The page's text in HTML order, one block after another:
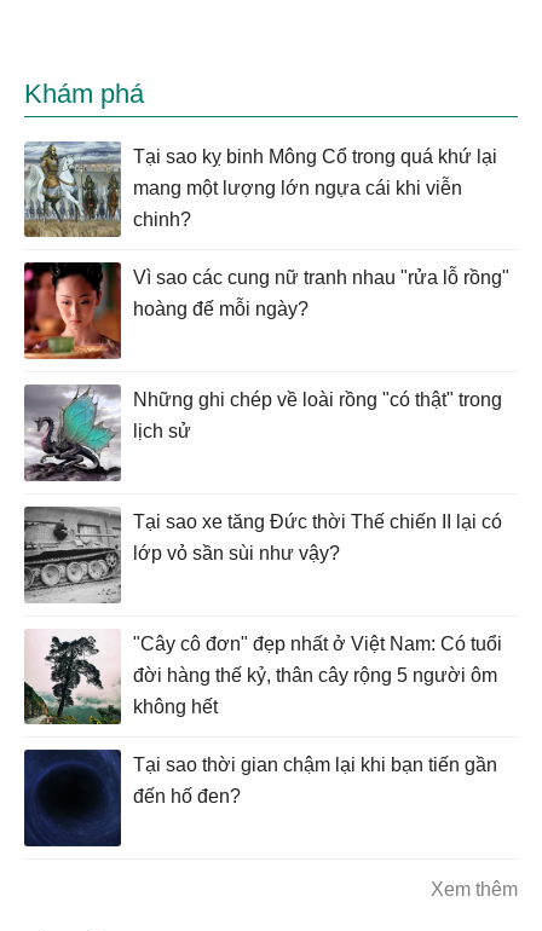
Khám phá
Tại sao kỵ binh Mông Cổ trong quá khứ lại
mang một lượng lớn ngựa cái khi viễn
chinh?
Vì sao các cung nữ tranh nhau "rửa lỗ rồng"
hoàng đế mỗi ngày?
Những ghi chép về loài rồng "có thật" trong
lịch sử
Tại sao xe tăng Đức thời Thế chiến II lại có
lớp vỏ sần sùi như vậy?
"Cây cô đơn" đẹp nhất ở Việt Nam: Có tuổi
đời hàng thế kỷ, thân cây rộng 5 người ôm
không hết
Tại sao thời gian chậm lại khi bạn tiến gần
đến hố đen?
Xem thêm